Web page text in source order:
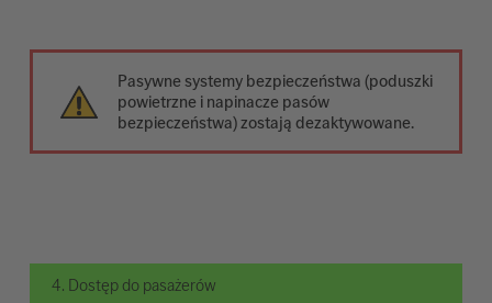
Pasywne systemy bezpieczeństwa (poduszki
powietrzne i napinacze pasów
bezpieczeństwa) zostają dezaktywowane.
4. Dostęp do pasażerów